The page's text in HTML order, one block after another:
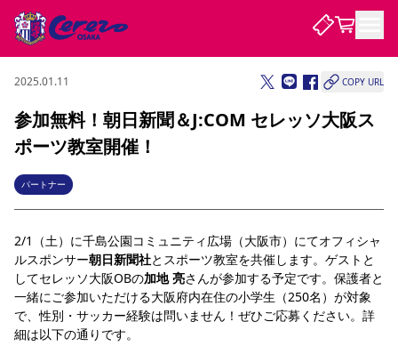
試合・チーム
試合について
試合日程 / 結果
チームについて
選手・スタッフ スケジュール メディア情報 アクセス
レディース
アカデミー ハナサカプレーヤー 歴代所属選手
観戦する
チケット
チケット情報 販売スケジュール 価格・席種
購入方法
シーズンシート
法人シーズンシート 福祉サービス
団体チケット
特定興行入場券 譲渡サービス リセールサービス
観戦ガイド
初めて観戦ガイド キッズ向けサービス
クラブを知る
セレッソ大阪について
クラブ紹介 沿革 シーズン記録 求人情報
サポートする
ファンクラブ
ファンクラブ
ニュース
2025.01.11 COPY URL
参加無料！朝日新聞＆J:COM セレッソ大阪ス
ポーツ教室開催！
パートナー
2/1（土）に千島公園コミュニティ広場（大阪市） にてオフィシャ
ルスポンサー朝日新聞社とスポーツ教室を共催します。ゲストと
してセレッソ大阪OBの加地 亮さんが参加する予定です。保護者と
一緒にご参加いただける大阪府内在住の小学生（250名）が対象
で、性別・サッカー経験は問いません！ぜひご応募ください。詳
細は以下の通りです。